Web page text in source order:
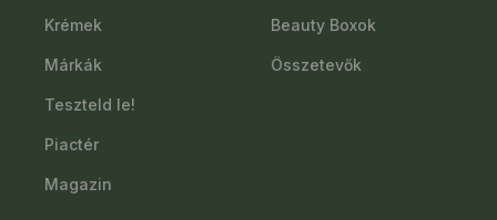
Krémek
Márkák
Teszteld le!
Piactér
Magazin
Beauty Boxok
Összetevők